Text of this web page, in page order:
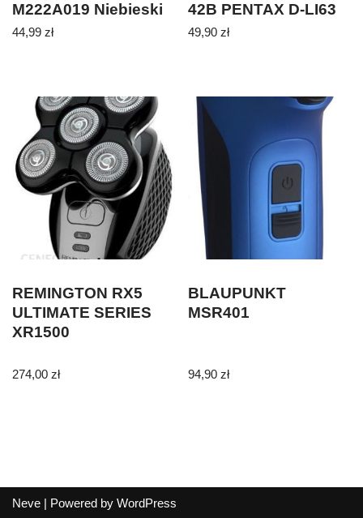
M222A019 Niebieski
44,99 zł
42B PENTAX D-LI63
D-LI108 KODAK
49,90zł
REMINGTON RX5
ULTIMATE SERIES
XR1500
274,00 zł
BLAUPUNKT
MSR401
94,90zł
Neve | Powered by WordPress